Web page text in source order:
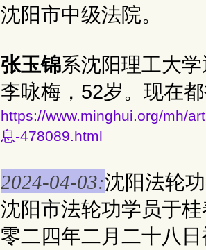
沈阳市中级法院。
张玉锦系沈阳理工大
李咏梅，52岁。现在
https://www.minghui.org/mh/
息-478089.html
2024-04-03:沈阳法轮
沈阳市法轮功学员于
零二四年二月二十八